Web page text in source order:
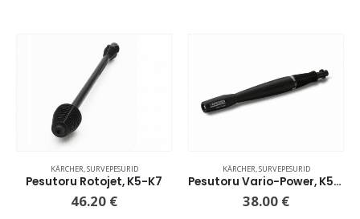
KÄRCHER,SURVEPESURID
Pesutoru Rotojet, K5-K7
46.20 €
KÄRCHER,SURVEPESURID
Pesutoru Vario-Power, K5-K7
38.00 €